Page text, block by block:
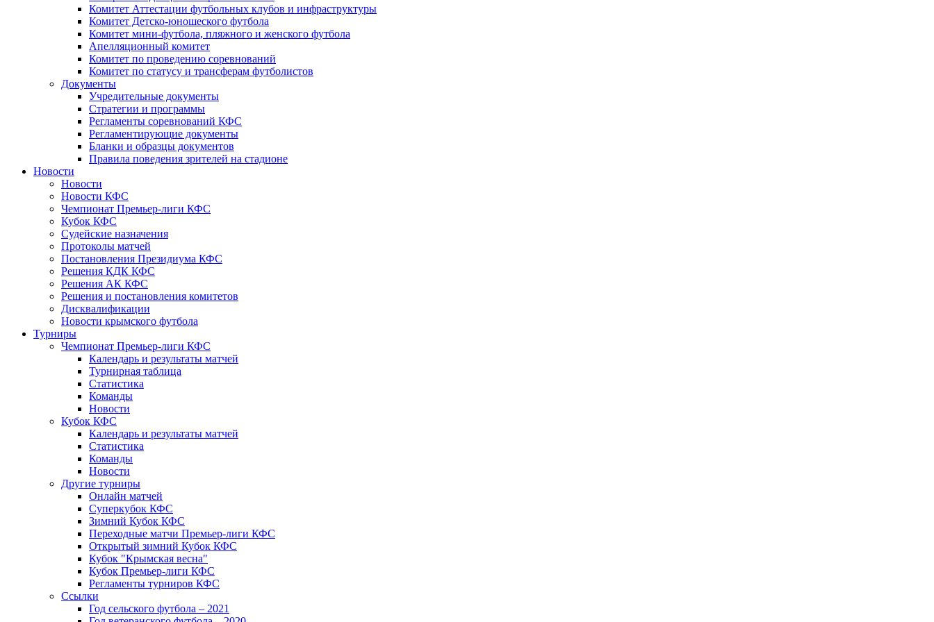
Комитет Аттестации футбольных клубов и инфраструктуры
Комитет Детско-юношеского футбола
Комитет мини-футбола, пляжного и женского футбола
Апелляционный комитет
Комитет по проведению соревнований
Комитет по статусу и трансферам футболистов
Документы
Учредительные документы
Стратегии и программы
Регламенты соревнований КФС
Регламентирующие документы
Бланки и образцы документов
Правила поведения зрителей на стадионе
Новости
Новости
Новости КФС
Чемпионат Премьер-лиги КФС
Кубок КФС
Судейские назначения
Протоколы матчей
Постановления Президиума КФС
Решения КДК КФС
Решения АК КФС
Решения и постановления комитетов
Дисквалификации
Новости крымского футбола
Турниры
Чемпионат Премьер-лиги КФС
Календарь и результаты матчей
Турнирная таблица
Статистика
Команды
Новости
Кубок КФС
Календарь и результаты матчей
Статистика
Команды
Новости
Другие турниры
Онлайн матчей
Суперкубок КФС
Зимний Кубок КФС
Переходные матчи Премьер-лиги КФС
Открытый зимний Кубок КФС
Кубок "Крымская весна"
Кубок Премьер-лиги КФС
Регламенты турниров КФС
Ссылки
Год сельского футбола – 2021